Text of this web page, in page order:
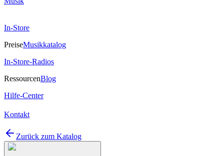
In-Store
PreiseMusikkatalog
In-Store-Radios
RessourcenBlog
Hilfe-Center
Kontakt
Zurück zum Katalog